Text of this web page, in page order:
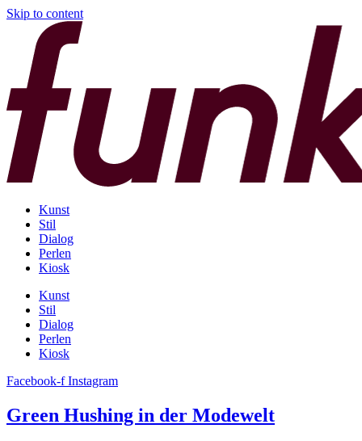
Skip to content
Kunst
Stil
Dialog
Perlen
Kiosk
Kunst
Stil
Dialog
Perlen
Kiosk
Facebook-f Instagram
Green Hushing in der Modewelt